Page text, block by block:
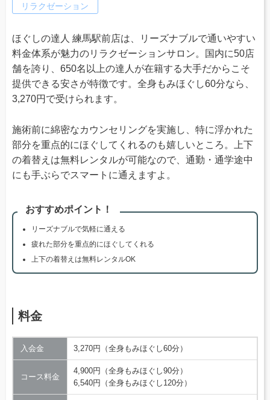
リラクゼーション
ほぐしの達人 練馬駅前店は、リーズナブルで通いやすい
料金体系が魅力のリラクゼーションサロン。国内に50店
舗を誇り、650名以上の達人が在籍する大手だからこそ
提供できる安さが特徴です。全身もみほぐし60分なら、
3,270円で受けられます。
施術前に綿密なカウンセリングを実施し、特に浮かれた
部分を重点的にほぐしてくれるのも嬉しいところ。上下
の着替えは無料レンタルが可能なので、通勤・通学途中
にも手ぶらでスマートに通えますよ。
おすすめポイント！
リーズナブルで気軽に通える
疲れた部分を重点的にほぐしてくれる
上下の着替えは無料レンタルOK
料金
入会金 3,270円（全身もみほぐし60分）
コース料金
4,900円（全身もみほぐし90分）
6,540円（全身もみほぐし120分）